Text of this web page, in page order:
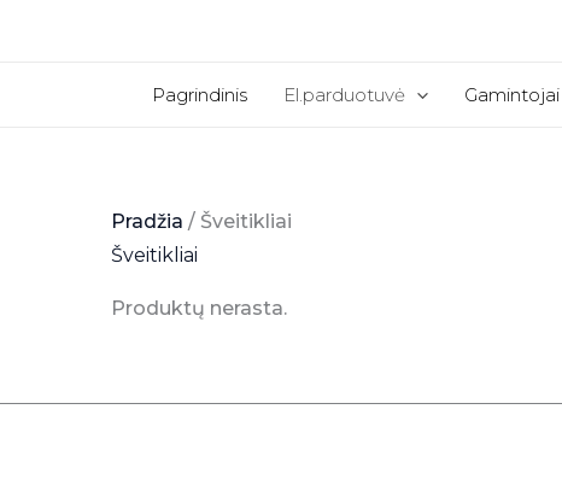
Pagrindinis El.parduotuvė Gamintojai
Pradžia / Šveitikliai
Šveitikliai
Produktų nerasta.